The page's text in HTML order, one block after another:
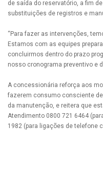
de saída do reservatório, a fim
substituições de registros e
“Para fazer as intervenções,
Estamos com as equipes
concluirmos dentro do prazo
nosso cronograma preventivo e
A concessionária reforça aos
fazerem consumo consciente de
da manutenção, e reitera que
Atendimento 0800 721 6464
1982 (para ligações de telefone